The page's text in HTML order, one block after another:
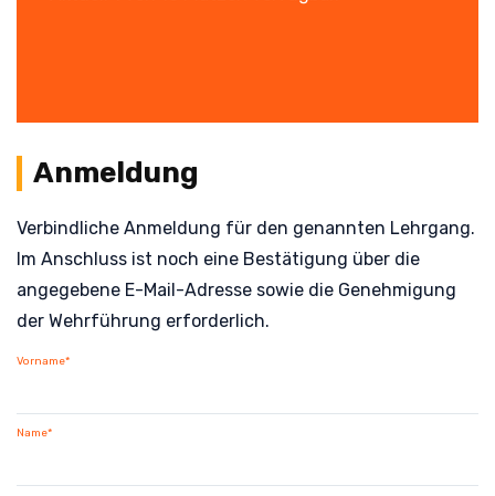
Anmeldung
Verbindliche Anmeldung für den genannten Lehrgang.
Im Anschluss ist noch eine Bestätigung über die
angegebene E-Mail-Adresse sowie die Genehmigung
der Wehrführung erforderlich.
Vorname*
Name*